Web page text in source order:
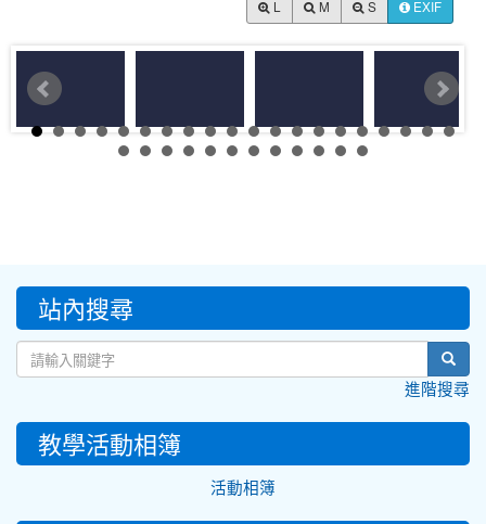
M S EXIF
::: 站內搜尋
進階搜尋
教學活動相簿
活動相簿